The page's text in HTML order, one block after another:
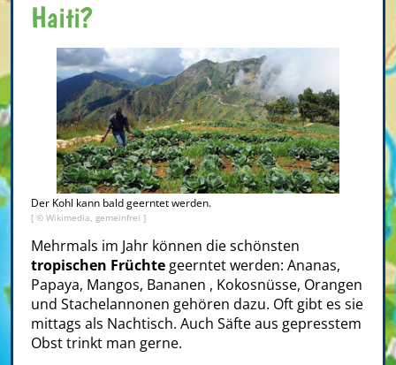
Haiti?
Der Kohl kann bald geerntet werden.
[ © Wikimedia, gemeinfrei ]
Mehrmals im Jahr können die schönsten
tropischen Früchte geerntet werden: Ananas,
Papaya, Mangos, Bananen , Kokosnüsse, Orangen
und Stachelannonen gehören dazu. Oft gibt es sie
mittags als Nachtisch. Auch Säfte aus gepresstem
Obst trinkt man gerne.